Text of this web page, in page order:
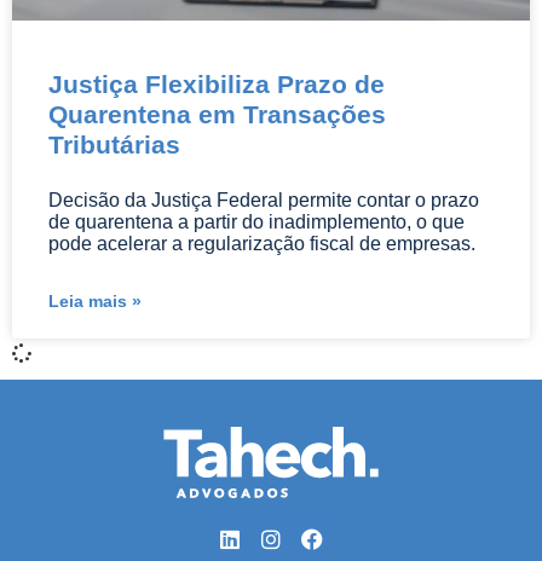
Justiça Flexibiliza Prazo de
Quarentena em Transações
Tributárias
Decisão da Justiça Federal permite contar o prazo
de quarentena a partir do inadimplemento, o que
pode acelerar a regularização fiscal de empresas.
Leia mais »